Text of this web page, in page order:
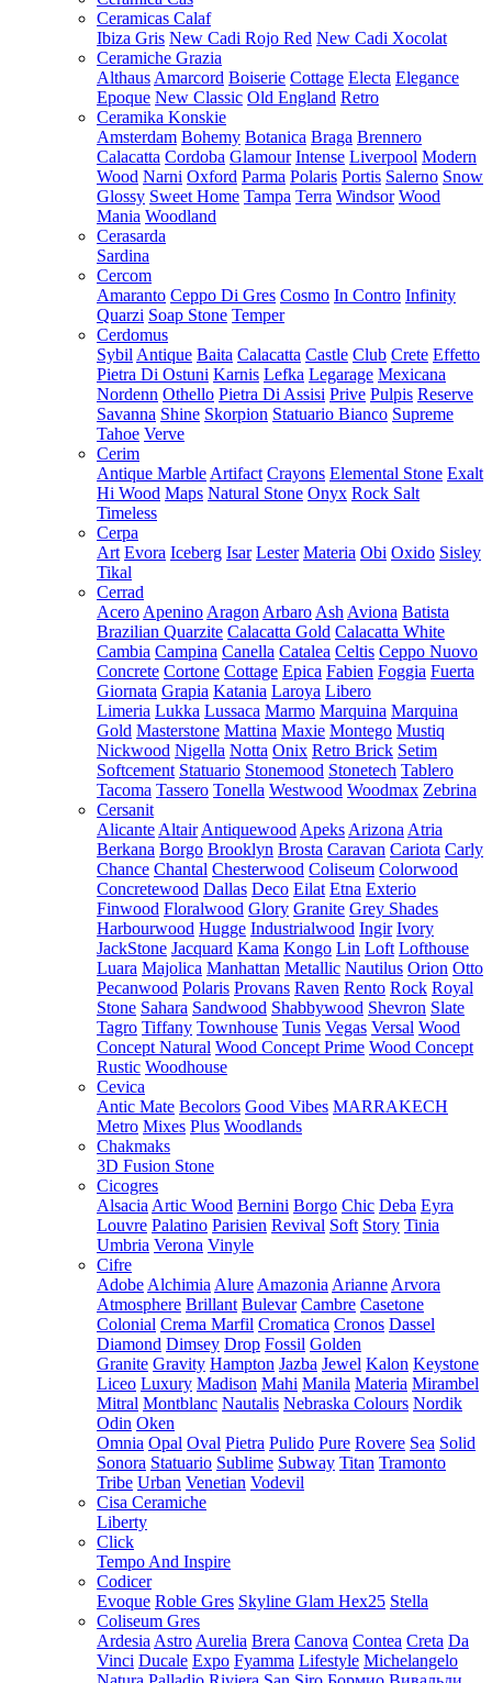
Ceramicas Calaf
Ibiza Gris New Cadi Rojo Red New Cadi Xocolat
Ceramiche Grazia
Althaus Amarcord Boiserie Cottage Electa Elegance
Epoque New Classic Old England Retro
Ceramika Konskie
Amsterdam Bohemy Botanica Braga Brennero
Calacatta Cordoba Glamour Intense Liverpool Modern
Wood Narni Oxford Parma Polaris Portis Salerno Snow
Glossy Sweet Home Tampa Terra Windsor Wood
Mania Woodland
Cerasarda
Sardina
Cercom
Amaranto Ceppo Di Gres Cosmo In Contro Infinity
Quarzi Soap Stone Temper
Cerdomus
Sybil Antique Baita Calacatta Castle Club Crete Effetto
Pietra Di Ostuni Karnis Lefka Legarage Mexicana
Nordenn Othello Pietra Di Assisi Prive Pulpis Reserve
Savanna Shine Skorpion Statuario Bianco Supreme
Tahoe Verve
Cerim
Antique Marble Artifact Crayons Elemental Stone Exalt
Hi Wood Maps Natural Stone Onyx Rock Salt
Timeless
Cerpa
Art Evora Iceberg Isar Lester Materia Obi Oxido Sisley
Tikal
Cerrad
Acero Apenino Aragon Arbaro Ash Aviona Batista
Brazilian Quarzite Calacatta Gold Calacatta White
Cambia Campina Canella Catalea Celtis Ceppo Nuovo
Concrete Cortone Cottage Epica Fabien Foggia Fuerta
Giornata Grapia Katania Laroya Libero
Limeria Lukka Lussaca Marmo Marquina Marquina
Gold Masterstone Mattina Maxie Montego Mustiq
Nickwood Nigella Notta Onix Retro Brick Setim
Softcement Statuario Stonemood Stonetech Tablero
Tacoma Tassero Tonella Westwood Woodmax Zebrina
Cersanit
Alicante Altair Antiquewood Apeks Arizona Atria
Berkana Borgo Brooklyn Brosta Caravan Cariota Carly
Chance Chantal Chesterwood Coliseum Colorwood
Concretewood Dallas Deco Eilat Etna Exterio
Finwood Floralwood Glory Granite Grey Shades
Harbourwood Hugge Industrialwood Ingir Ivory
JackStone Jacquard Kama Kongo Lin Loft Lofthouse
Luara Majolica Manhattan Metallic Nautilus Orion Otto
Pecanwood Polaris Provans Raven Rento Rock Royal
Stone Sahara Sandwood Shabbywood Shevron Slate
Tagro Tiffany Townhouse Tunis Vegas Versal Wood
Concept Natural Wood Concept Prime Wood Concept
Rustic Woodhouse
Cevica
Antic Mate Becolors Good Vibes MARRAKECH
Metro Mixes Plus Woodlands
Chakmaks
3D Fusion Stone
Cicogres
Alsacia Artic Wood Bernini Borgo Chic Deba Eyra
Louvre Palatino Parisien Revival Soft Story Tinia
Umbria Verona Vinyle
Cifre
Adobe Alchimia Alure Amazonia Arianne Arvora
Atmosphere Brillant Bulevar Cambre Casetone
Colonial Crema Marfil Cromatica Cronos Dassel
Diamond Dimsey Drop Fossil Golden
Granite Gravity Hampton Jazba Jewel Kalon Keystone
Liceo Luxury Madison Mahi Manila Materia Mirambel
Mitral Montblanc Nautalis Nebraska Colours Nordik
Odin Oken
Omnia Opal Oval Pietra Pulido Pure Rovere Sea Solid
Sonora Statuario Sublime Subway Titan Tramonto
Tribe Urban Venetian Vodevil
Cisa Ceramiche
Liberty
Click
Tempo And Inspire
Codicer
Evoque Roble Gres Skyline Glam Hex25 Stella
Coliseum Gres
Ardesia Astro Aurelia Brera Canova Contea Creta Da
Vinci Ducale Expo Fyamma Lifestyle Michelangelo